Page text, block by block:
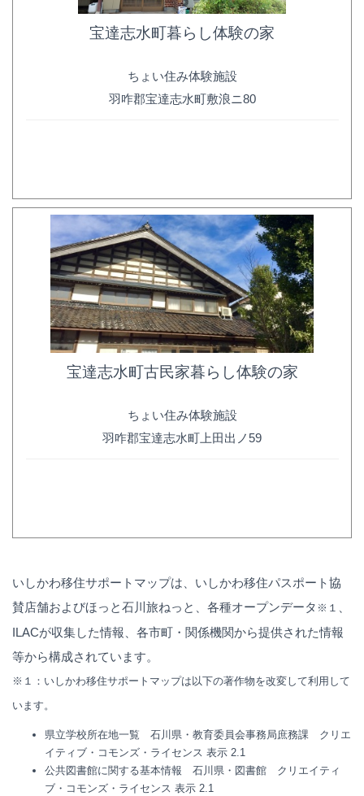
宝達志水町暮らし体験の家
ちょい住み体験施設
羽咋郡宝達志水町敷浪ニ80
宝達志水町古民家暮らし体験の家
ちょい住み体験施設
羽咋郡宝達志水町上田出ノ59
いしかわ移住サポートマップは、いしかわ移住パスポート協
賛店舗およびほっと石川旅ねっと、各種オープンデータ ※１
ILACが収集した情報、各市町・関係機関から提供された情報
等から構成されています。
※１：いしかわ移住サポートマップは以下の著作物を改変して利用して
います。
県立学校所在地一覧 石川県・教育委員会事務局庶務課 クリエ
イティブ・コモンズ・ライセンス 表示 2.1
公共図書館に関する基本情報 石川県・図書館 クリエイティ
ブ・コモンズ・ライセンス 表示 2.1